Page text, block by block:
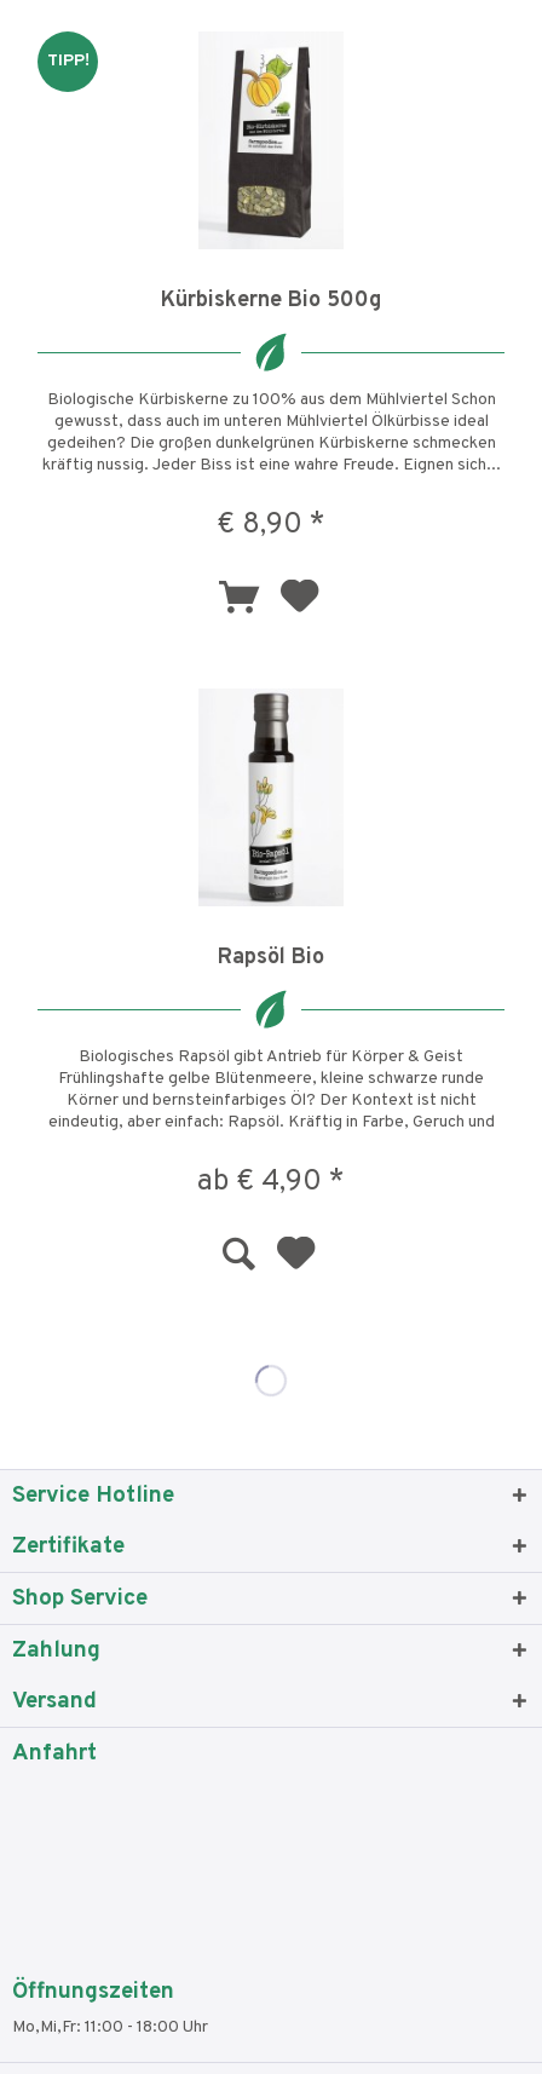
TIPP!
Kürbiskerne Bio 500g
Biologische Kürbiskerne zu 100% aus dem Mühlviertel Schon
gewusst, dass auch im unteren Mühlviertel Ölkürbisse ideal
gedeihen? Die großen dunkelgrünen Kürbiskerne schmecken
kräftig nussig. Jeder Biss ist eine wahre Freude. Eignen sich...
€ 8,90 *
Rapsöl Bio
Biologisches Rapsöl gibt Antrieb für Körper & Geist
Frühlingshafte gelbe Blütenmeere, kleine schwarze runde
Körner und bernsteinfarbiges Öl? Der Kontext ist nicht
eindeutig, aber einfach: Rapsöl. Kräftig in Farbe, Geruch und
ab € 4,90 *
Service Hotline
Zertifikate
Shop Service
Zahlung
Versand
Anfahrt
Öffnungszeiten
Mo,Mi,Fr: 11:00 - 18:00 Uhr